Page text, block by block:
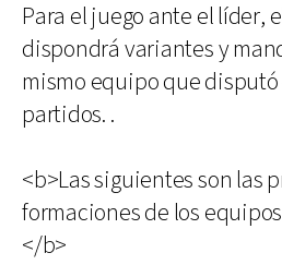
Para el juego ante el líder,
dispondrá variantes y
mismo equipo que
partidos. .
<b>Las siguientes son las
formaciones de los
</b>